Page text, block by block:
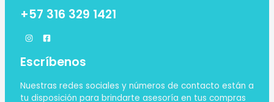
+57 316 329 1421
Escríbenos
Nuestras redes sociales y números de contacto están a
tu disposición para brindarte asesoría en tus compras